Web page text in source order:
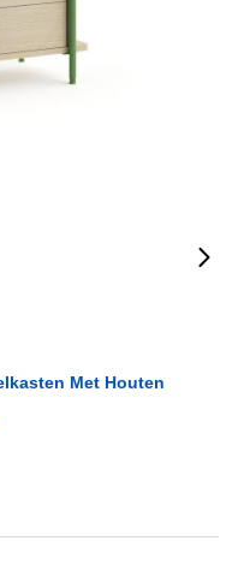
Met Houten